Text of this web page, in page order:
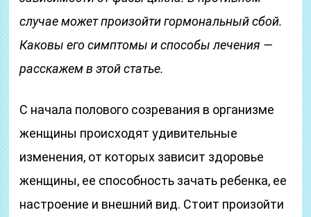
случае может произойти гормональный сбой.
Каковы его симптомы и способы лечения —
расскажем в этой статье.
С начала полового созревания в организме
женщины происходят удивительные
изменения, от которых зависит здоровье
женщины, ее способность зачать ребенка, ее
настроение и внешний вид. Стоит произойти